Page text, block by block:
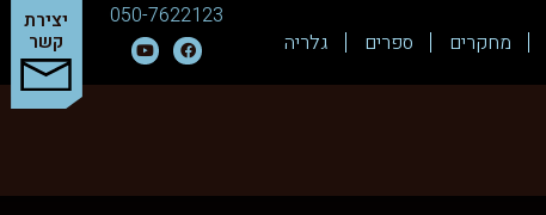
מחקרים ספרים גלריה
050-7622123
יצירת
קשר